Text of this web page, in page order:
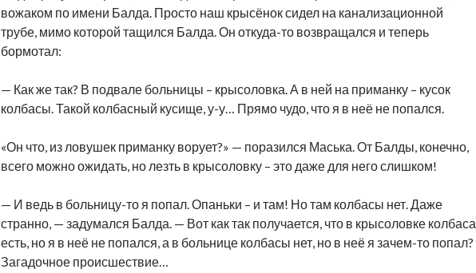
вожаком по имени Балда. Просто наш крысёнок сидел на канализационной
трубе, мимо которой тащился Балда. Он откуда-то возвращался и теперь
бормотал:
— Как же так? В подвале больницы – крысоловка. А в ней на приманку – кусок
колбасы. Такой колбасный кусище, у-у… Прямо чудо, что я в неё не попался.
«Он что, из ловушек приманку ворует?» — поразился Маська. От Балды, конечно,
всего можно ожидать, но лезть в крысоловку – это даже для него слишком!
— И ведь в больницу-то я попал. Опаньки – и там! Но там колбасы нет. Даже
странно, — задумался Балда. — Вот как так получается, что в крысоловке колбаса
есть, но я в неё не попался, а в больнице колбасы нет, но в неё я зачем-то попал?
Загадочное происшествие…